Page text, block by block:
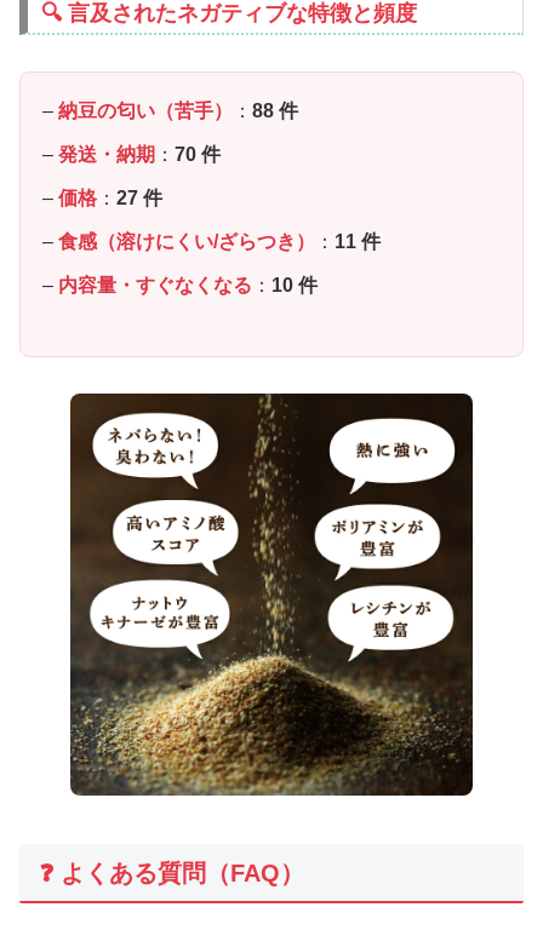
🔍 言及されたネガティブな特徴と頻度
–納豆の匂い（苦手） ：88 件
–発送・納期 ：70 件
–価格 ：27 件
–食感（溶けにくい/ざらつき） ： 11 件
– 内容量・すぐなくなる ： 10 件
❓ よくある質問（FAQ）